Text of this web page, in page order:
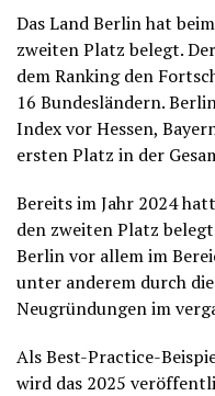
Das Land Berlin hat beim
zweiten Platz belegt.
dem Ranking den
16 Bundesländern.
Index vor Hessen,
ersten Platz in der
Bereits im Jahr 2024
den zweiten Platz
Berlin vor allem im
unter anderem durch
Neugründungen im
Als Best-Practice-
wird das 2025